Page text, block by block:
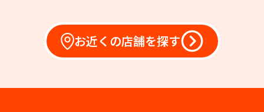
お近くの店舗を探す